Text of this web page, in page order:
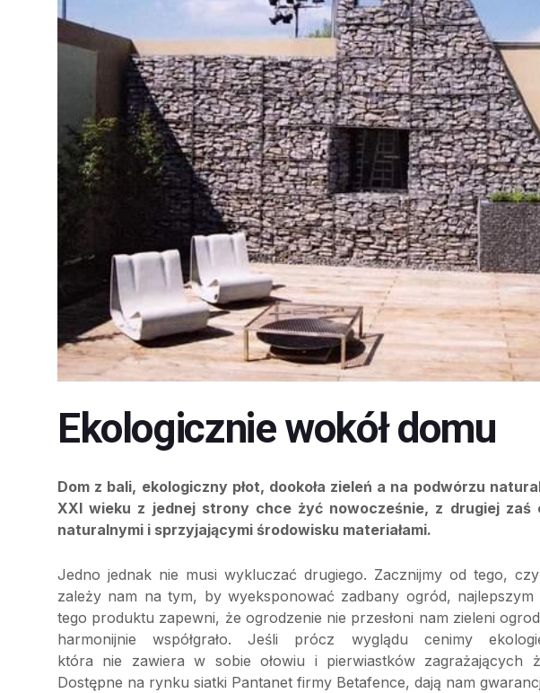
Ekologicznie wokół domu
Dom z bali, ekologiczny płot, dookoła zieleń a na podwórzu
XXI wieku z jednej strony chce żyć nowocześnie, z drugiej zaś
naturalnymi i sprzyjającymi środowisku materiałami.
Jedno jednak nie musi wykluczać drugiego. Zacznijmy od tego,
zależy nam na tym, by wyeksponować zadbany ogród, najlepszym
tego produktu zapewni, że ogrodzenie nie przesłoni nam zieleni
harmonijnie współgrało. Jeśli prócz wyglądu cenimy
która nie zawiera w sobie ołowiu i pierwiastków zagrażających
Dostępne na rynku siatki Pantanet firmy Betafence, dają nam